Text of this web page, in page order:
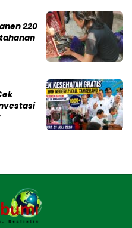
220